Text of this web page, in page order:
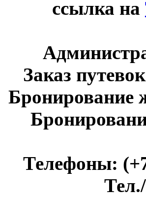
ссылка на
Заказ
Бронирование
Телефоны: